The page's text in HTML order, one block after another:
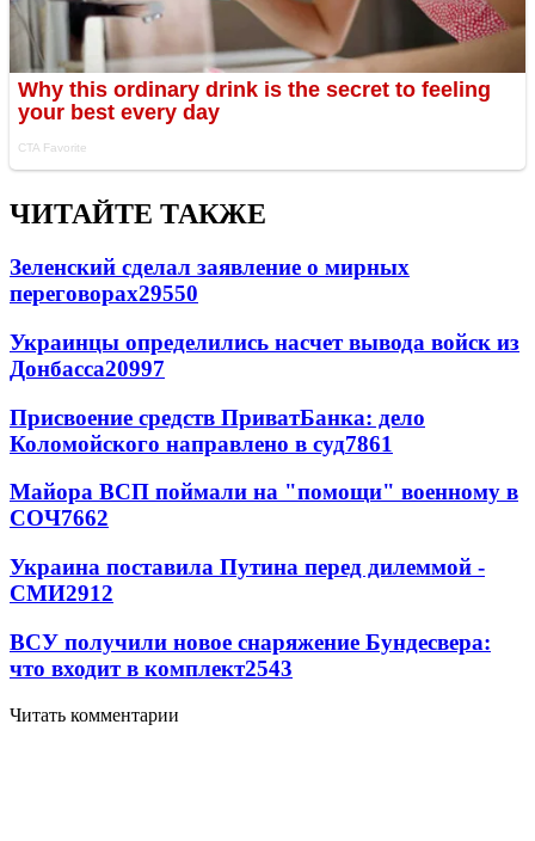
ЧИТАЙТЕ ТАКЖЕ
Зеленский сделал заявление о мирных
переговорах29550
Украинцы определились насчет вывода войск из
Донбасса20997
Присвоение средств ПриватБанка: дело
Коломойского направлено в суд7861
Майора ВСП поймали на "помощи" военному в
СОЧ7662
Украина поставила Путина перед дилеммой -
СМИ2912
ВСУ получили новое снаряжение Бундесвера:
что входит в комплект2543
Читать комментарии